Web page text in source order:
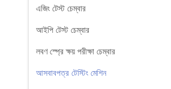
এজিং টেস্ট চেম্বার
আইপি টেস্ট চেম্বার
লবণ স্প্রে ক্ষয় পরীক্ষা চেম্বার
আসবাবপত্র টেস্টিং মেশিন